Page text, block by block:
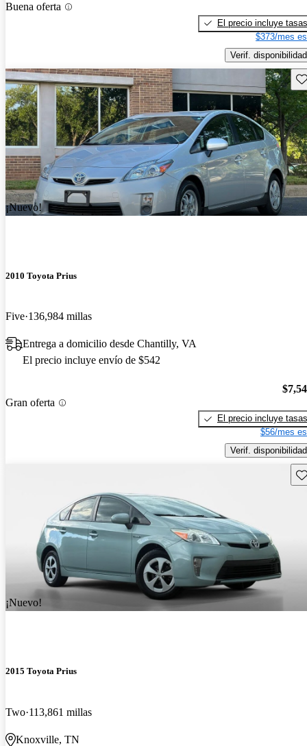
Buena oferta
El precio incluye tasas
$373/mes
Verif. disponibilidad
¡Nuevo!
2010 Toyota Prius
Five 136,984 millas
Entrega a domicilio desde Chantilly, VA
El precio incluye envío de $542
Gran oferta
El precio incluye tasas
$56/mes
Verif. disponibilidad
¡Nuevo!
2015 Toyota Prius
Two 113,861 millas
Knoxville, TN